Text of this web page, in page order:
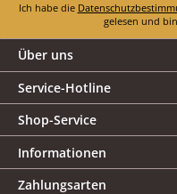
Ich habe die
gelesen und
Über uns
Service-Hotline
Shop-Service
Informationen
Zahlungsarten